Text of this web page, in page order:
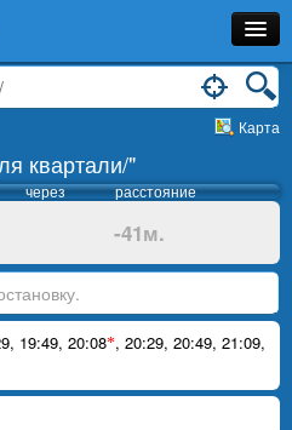
Карта
квартали/"
через расстояние
-41м.
, 19:49, 20:08*, 20:29, 20:49, 21:09,